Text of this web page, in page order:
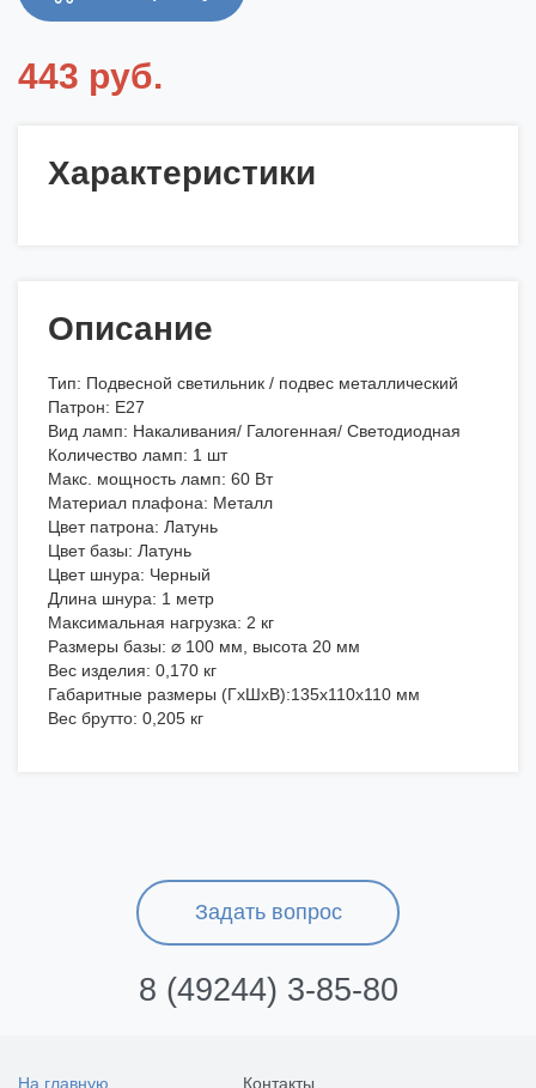
443 руб.
Характеристики
Описание
Тип: Подвесной светильник / подвес металлический
Патрон: E27
Вид ламп: Накаливания/ Галогенная/ Светодиодная
Количество ламп: 1 шт
Макс. мощность ламп: 60 Вт
Материал плафона: Металл
Цвет патрона: Латунь
Цвет базы: Латунь
Цвет шнура: Черный
Длина шнура: 1 метр
Максимальная нагрузка: 2 кг
Размеры базы: ⌀ 100 мм, высота 20 мм
Вес изделия: 0,170 кг
Габаритные размеры (ГхШхВ):135х110х110 мм
Вес брутто: 0,205 кг
Задать вопрос
8 (49244) 3-85-80
На главную Контакты